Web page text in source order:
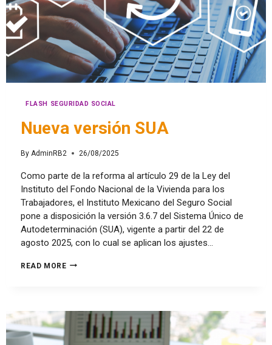
FLASH SEGURIDAD SOCIAL
Nueva versión SUA
By AdminRB2 26/08/2025
Como parte de la reforma al artículo 29 de la Ley del
Instituto del Fondo Nacional de la Vivienda para los
Trabajadores, el Instituto Mexicano del Seguro Social
pone a disposición la versión 3.6.7 del Sistema Único de
Autodeterminación (SUA), vigente a partir del 22 de
agosto 2025, con lo cual se aplican los ajustes…
READ MORE